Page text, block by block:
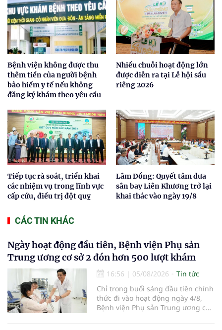
Bệnh viện không được thu
thêm tiền của người bệnh
bảo hiểm y tế nếu không
đăng ký khám theo yêu cầu
Nhiều chuỗi hoạt động lớn
được diễn ra tại Lễ hội sầu
riêng 2026
Tiếp tục rà soát, triển khai
các nhiệm vụ trong lĩnh vực
cấp cứu, điều trị đột quỵ
Lâm Đồng: Quyết tâm đưa
sân bay Liên Khương trở lại
khai thác vào ngày 19/8
CÁC TIN KHÁC
Ngày hoạt động đầu tiên, Bệnh viện Phụ sản
Trung ương cơ sở 2 đón hơn 500 lượt khám
16:56 | 05/08/2026
Tin tức
Chỉ trong buổi sáng đầu tiên chính
thức đi vào hoạt động ngày 4/8,
Bệnh viện Phụ sản Trung ương cơ